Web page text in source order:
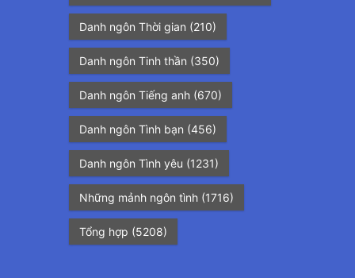
Danh ngôn Thời gian (210)
Danh ngôn Tinh thần (350)
Danh ngôn Tiếng anh(670)
Danh ngôn Tình bạn (456)
Danh ngôn Tình yêu (1231)
Những mảnh ngôn tình(1716)
Tổng hợp (5208)